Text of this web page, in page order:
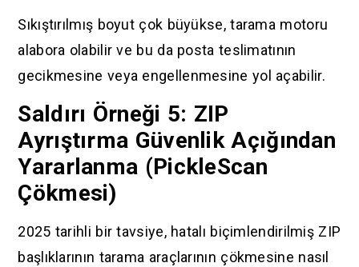
Sıkıştırılmış boyut çok büyükse, tarama motoru
alabora olabilir ve bu da posta teslimatının
gecikmesine veya engellenmesine yol açabilir.
Saldırı Örneği 5: ZIP
Ayrıştırma Güvenlik Açığından
Yararlanma (PickleScan
Çökmesi)
2025 tarihli bir tavsiye, hatalı biçimlendirilmiş ZIP
başlıklarının tarama araçlarının çökmesine nasıl